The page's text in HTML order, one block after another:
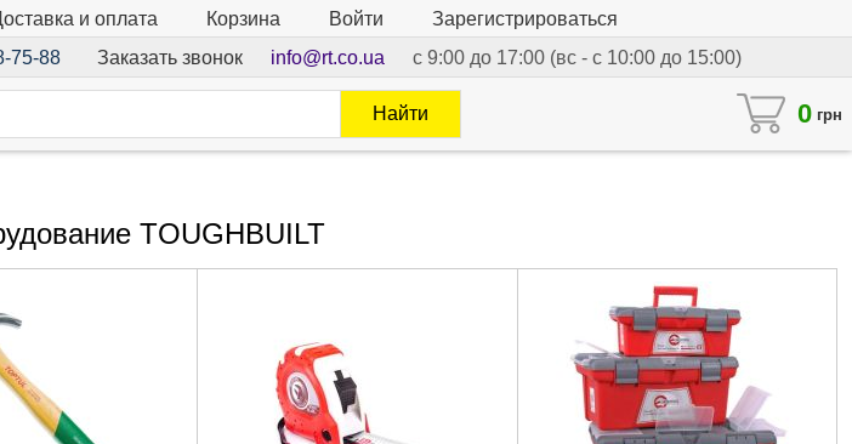
и оплата Корзина Войти
Зарегистрироваться
75-88 Заказать звонок info@rt.co.ua с 9:00 до 17:00 (вс - с 10:00 до 15:00)
0 грн
Найти
TOUGHBUILT